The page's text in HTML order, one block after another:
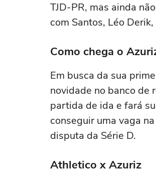
TJD-PR, mas ainda
com Santos, Léo
Como chega o
Em busca da sua
novidade no banco de
partida de ida e fará
conseguir uma vaga
disputa da Série D.
Athletico x Azuriz